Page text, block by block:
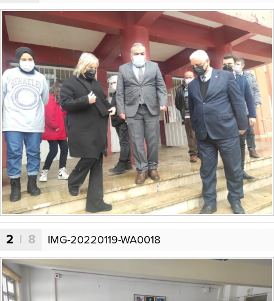
2 | 8 IMG-20220119-WA0018